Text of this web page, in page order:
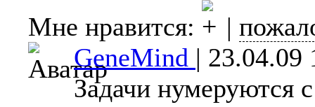
Мне нравится:
|
GeneMind | 23.04.09
Задачи нумеруются